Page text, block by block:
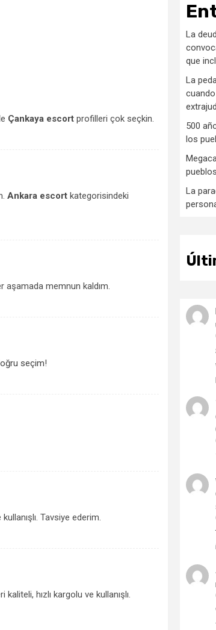
Çankaya escort profilleri çok seçkin.
Ankara escort kategorisindeki
aşamada memnun kaldım.
seçim!
Tavsiye ederim.
kaliteli, hızlı kargolu ve kullanışlı.
La
que
La
500
los
La